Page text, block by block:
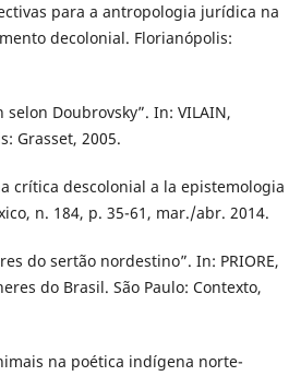
para a antropologia jurídica na
decolonial. Florianópolis:
selon Doubrovsky”. In: VILAIN,
Grasset, 2005.
crítica descolonial a la epistemologia
n. 184, p. 35-61, mar./abr. 2014.
do sertão nordestino”. In: PRIORE,
do Brasil. São Paulo: Contexto,
na poética indígena norte-